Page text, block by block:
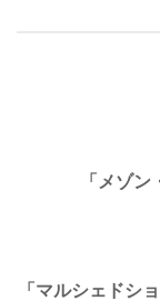
「メゾ
「マルシェドシ